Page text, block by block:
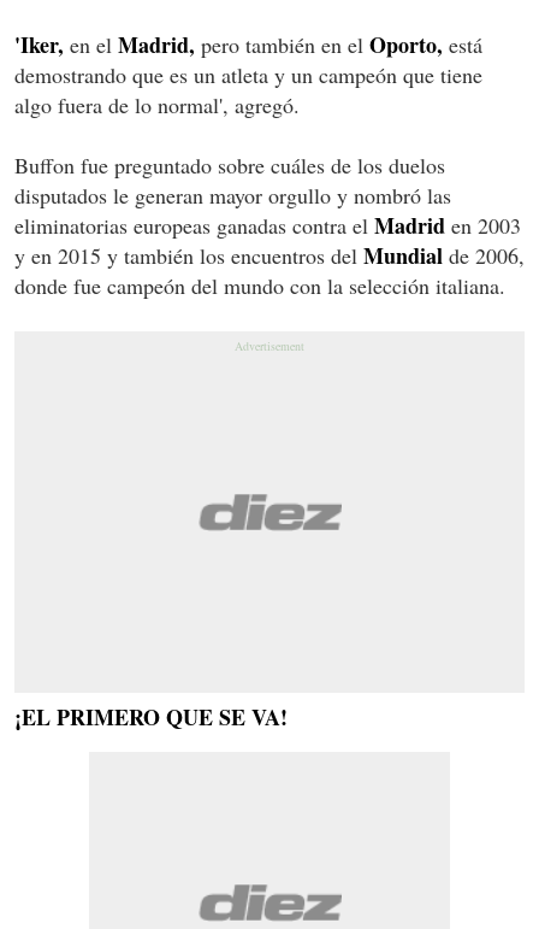
'Iker, en el Madrid, pero también en el Oporto, está
demostrando que es un atleta y un campeón que tiene
algo fuera de lo normal', agregó.
Buffon fue preguntado sobre cuáles de los duelos
disputados le generan mayor orgullo y nombró las
eliminatorias europeas ganadas contra el Madrid en 2003
y en 2015 y también los encuentros del Mundial de 2006,
donde fue campeón del mundo con la selección italiana.
¡EL PRIMERO QUE SE VA!